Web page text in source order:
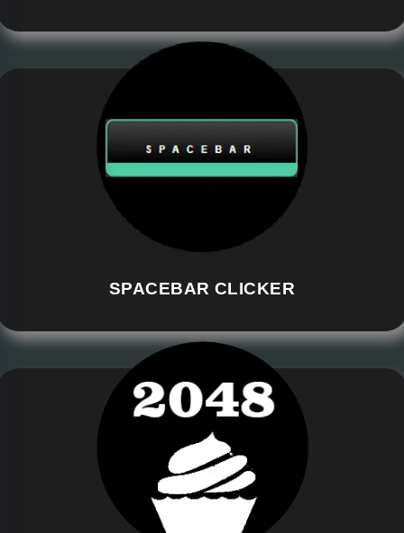
SPACEBAR CLICKER